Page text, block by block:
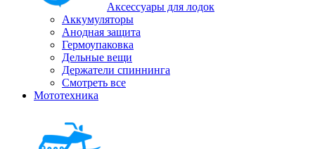
Аксессуары для лодок
Аккумуляторы
Анодная защита
Гермоупаковка
Дельные вещи
Держатели спиннинга
Смотреть все
Мототехника